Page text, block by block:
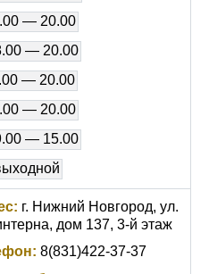
— 20.00
— 20.00
— 20.00
— 20.00
— 15.00
г. Нижний Новгород, ул.
дом 137, 3-й этаж
8(831)422-37-37